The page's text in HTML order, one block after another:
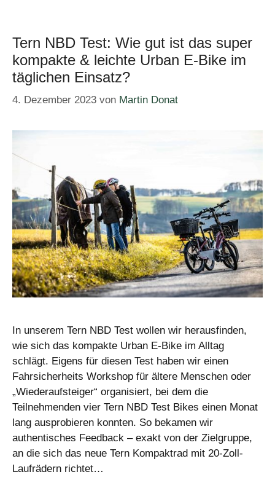
Tern NBD Test: Wie gut ist das super
kompakte & leichte Urban E-Bike im
täglichen Einsatz?
4. Dezember 2023 von Martin Donat
In unserem Tern NBD Test wollen wir herausfinden,
wie sich das kompakte Urban E-Bike im Alltag
schlägt. Eigens für diesen Test haben wir einen
Fahrsicherheits Workshop für ältere Menschen oder
„Wiederaufsteiger“ organisiert, bei dem die
Teilnehmenden vier Tern NBD Test Bikes einen Monat
lang ausprobieren konnten. So bekamen wir
authentisches Feedback – exakt von der Zielgruppe,
an die sich das neue Tern Kompaktrad mit 20-Zoll-
Laufrädern richtet…